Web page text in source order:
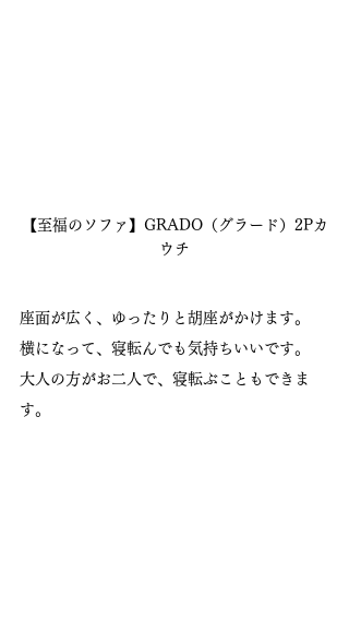
【至福のソファ】GRADO（グラード）2Pカ
ウチ
座面が広く、ゆったりと胡座がかけます。
横になって、寝転んでも気持ちいいです。
大人の方がお二人で、寝転ぶこともできま
す。